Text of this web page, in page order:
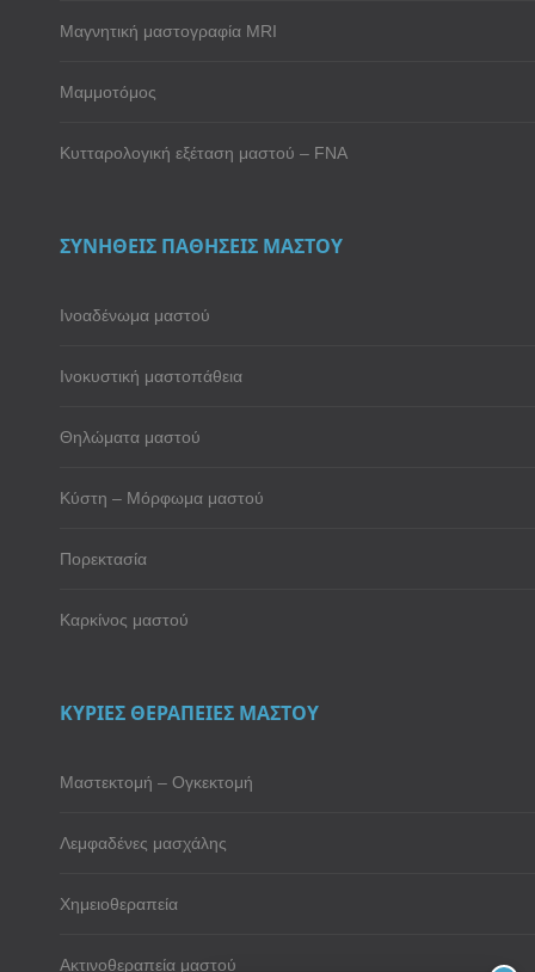
Μαγνητική μαστογραφία MRI
Μαμμοτόμος
Κυτταρολογική εξέταση μαστού – FNA
ΣΥΝΗΘΕΙΣ ΠΑΘΗΣΕΙΣ ΜΑΣΤΟΥ
Ινοαδένωμα μαστού
Ινοκυστική μαστοπάθεια
Θηλώματα μαστού
Κύστη – Μόρφωμα μαστού
Πορεκτασία
Καρκίνος μαστού
ΚΥΡΙΕΣ ΘΕΡΑΠΕΙΕΣ ΜΑΣΤΟΥ
Μαστεκτομή – Ογκεκτομή
Λεμφαδένες μασχάλης
Χημειοθεραπεία
Ακτινοθεραπεία μαστού